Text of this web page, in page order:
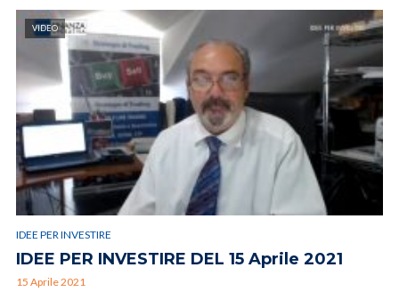
VIDEO
IDEE PER INVESTIRE
IDEE PER INVESTIRE DEL 15 Aprile 2021
15 Aprile 2021